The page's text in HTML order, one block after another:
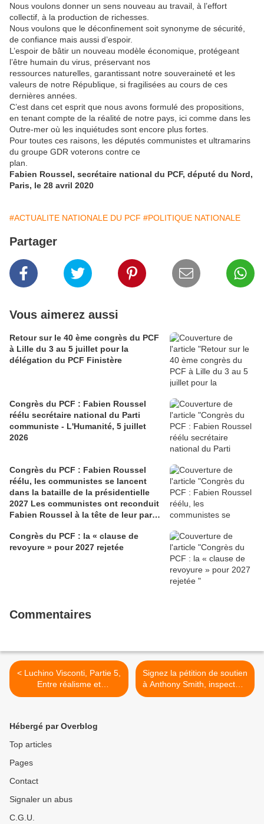
Nous voulons donner un sens nouveau au travail, à l’effort
collectif, à la production de richesses.
Nous voulons que le déconfinement soit synonyme de sécurité,
de confiance mais aussi d’espoir.
L’espoir de bâtir un nouveau modèle économique, protégeant
l’être humain du virus, préservant nos
ressources naturelles, garantissant notre souveraineté et les
valeurs de notre République, si fragilisées au cours de ces
dernières années.
C’est dans cet esprit que nous avons formulé des propositions,
en tenant compte de la réalité de notre pays, ici comme dans les
Outre-mer où les inquiétudes sont encore plus fortes.
Pour toutes ces raisons, les députés communistes et ultramarins
du groupe GDR voterons contre ce
plan.
Fabien Roussel, secrétaire national du PCF, député du Nord,
Paris, le 28 avril 2020
#ACTUALITE NATIONALE DU PCF #POLITIQUE NATIONALE
Partager
Vous aimerez aussi
Retour sur le 40 ème congrès du PCF
à Lille du 3 au 5 juillet pour la
délégation du PCF Finistère
Congrès du PCF : Fabien Roussel
réélu secrétaire national du Parti
communiste - L'Humanité, 5 juillet
2026
Congrès du PCF : Fabien Roussel
réélu, les communistes se lancent
dans la bataille de la présidentielle
2027 Les communistes ont reconduit
Fabien Roussel à la tête de leur parti,
Lille. Le secrétaire national, dont la
candidature devrait être officialisée le
Congrès du PCF : la « clause de
revoyure » pour 2027 rejetée
Commentaires
< Luchino Visconti, Partie 5,
Entre réalisme et
mélodrame : Senso et Le
Signez la pétition de soutien
à Anthony Smith, inspecteur
du travail de la Marne, mis
Hébergé par Overblog
Top articles
Pages
Contact
Signaler un abus
C.G.U.